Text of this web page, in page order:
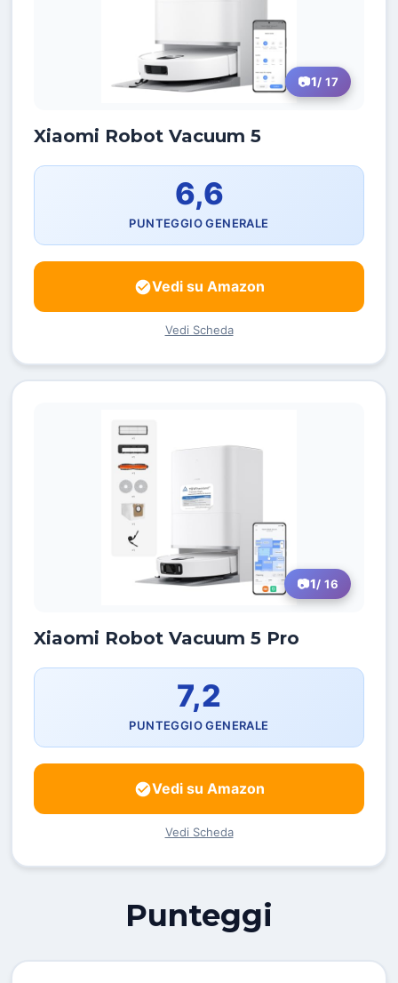
1/ 17
Xiaomi Robot Vacuum 5
6,6
PUNTEGGIO GENERALE
Vedi su Amazon
Vedi Scheda
1/ 16
Xiaomi Robot Vacuum 5 Pro
7,2
PUNTEGGIO GENERALE
Vedi su Amazon
Vedi Scheda
Punteggi